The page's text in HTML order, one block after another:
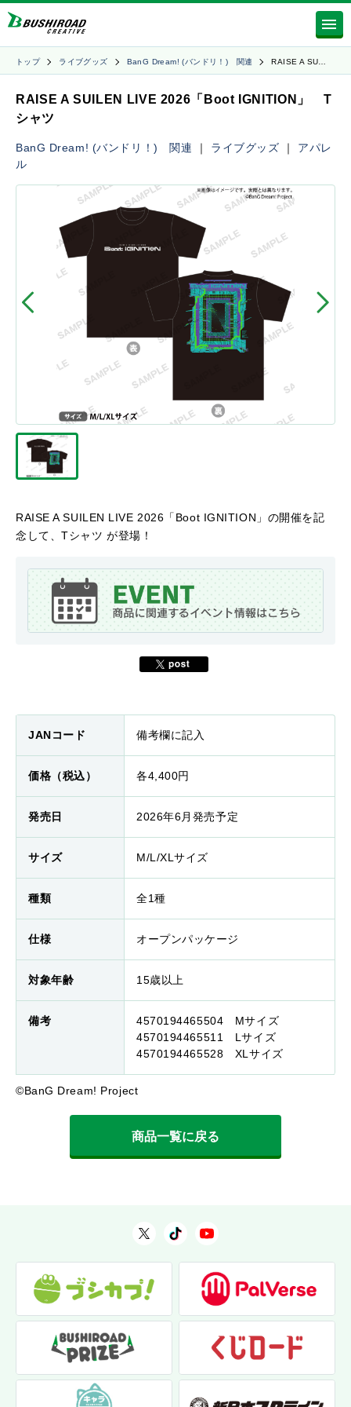
トップ ライブグッズ BanG Dream! (バンドリ！) 関連 RAISE A SU…
RAISE A SUILEN LIVE 2026「Boot IGNITION」 T
シャツ
BanG Dream! (バンドリ！) 関連 ｜ ライブグッズ ｜ アパレ
ル
RAISE A SUILEN LIVE 2026「Boot IGNITION」の開催を記
念して、Tシャツ が登場！
JANコード 備考欄に記入
価格（税込） 各4,400円
発売日 2026年6月発売予定
サイズ M/L/XLサイズ
種類 全1種
仕様 オープンパッケージ
対象年齢 15歳以上
備考
4570194465504 Mサイズ
4570194465511 Lサイズ
4570194465528 XLサイズ
©BanG Dream! Project
商品一覧に戻る